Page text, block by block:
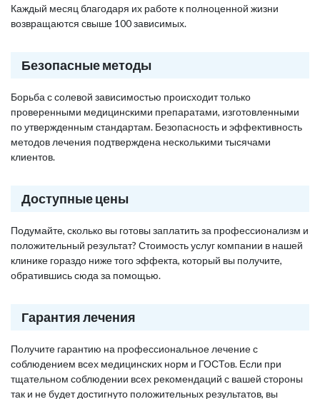
Каждый месяц благодаря их работе к полноценной жизни
возвращаются свыше 100 зависимых.
Безопасные методы
Борьба с солевой зависимостью происходит только
проверенными медицинскими препаратами, изготовленными
по утвержденным стандартам. Безопасность и эффективность
методов лечения подтверждена несколькими тысячами
клиентов.
Доступные цены
Подумайте, сколько вы готовы заплатить за профессионализм и
положительный результат? Стоимость услуг компании в нашей
клинике гораздо ниже того эффекта, который вы получите,
обратившись сюда за помощью.
Гарантия лечения
Получите гарантию на профессиональное лечение с
соблюдением всех медицинских норм и ГОСТов. Если при
тщательном соблюдении всех рекомендаций с вашей стороны
так и не будет достигнуто положительных результатов, вы